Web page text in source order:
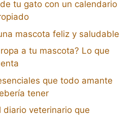
tu gato con un calendario
mascota feliz y saludable
a tu mascota? Lo que
que todo amante
tener
diario veterinario que